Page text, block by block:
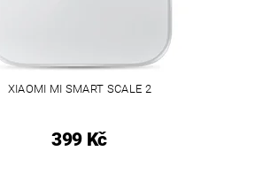
XIAOMI MI SMART SCALE 2
399 Kč